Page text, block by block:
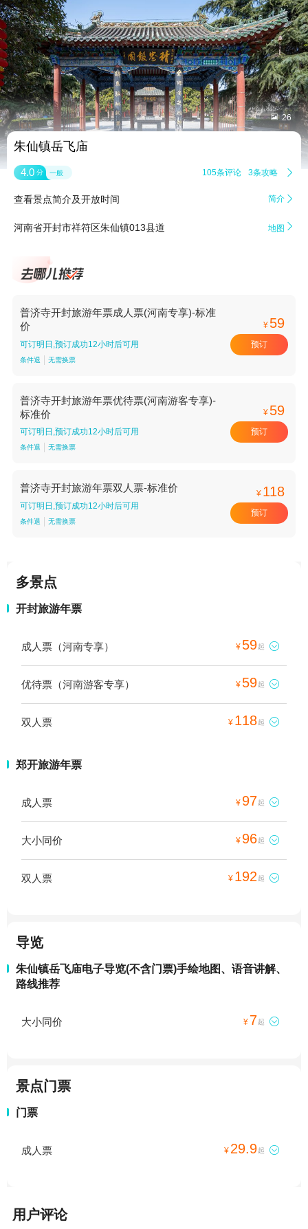
 26
朱仙镇岳飞庙
4.0 分 一般 105条评论 3条攻略 
查看景点简介及开放时间 简介 
河南省开封市祥符区朱仙镇013县道 地图 
普济寺开封旅游年票成人票(河南专享)-标准
价
可订明日,预订成功12小时后可用
条件退 无需换票
¥ 59
预订
普济寺开封旅游年票优待票(河南游客专享)-
标准价
可订明日,预订成功12小时后可用
条件退 无需换票
¥ 59
预订
普济寺开封旅游年票双人票-标准价
可订明日,预订成功12小时后可用
条件退 无需换票
¥ 118
预订
多景点
开封旅游年票
成人票（河南专享） ¥ 59起 
优待票（河南游客专享） ¥ 59起 
双人票 ¥ 118起 
郑开旅游年票
成人票 ¥ 97起 
大小同价 ¥ 96起 
双人票 ¥ 192 起 
导览
朱仙镇岳飞庙电子导览(不含门票)手绘地图、语音讲解、
路线推荐
大小同价 ¥ 7起 
景点门票
门票
成人票 ¥ 29.9起 
用户评论
